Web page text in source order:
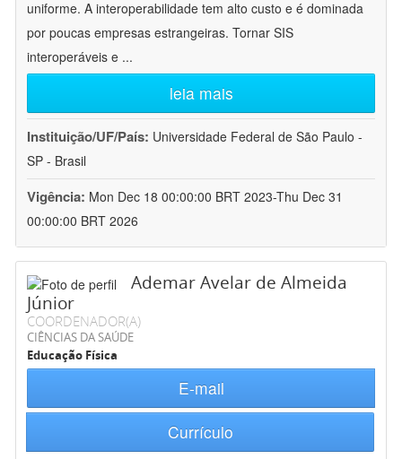
uniforme. A interoperabilidade tem alto custo e é dominada
por poucas empresas estrangeiras. Tornar SIS
interoperáveis e ...
leia mais
Instituição/UF/País: Universidade Federal de São Paulo -
SP - Brasil
Vigência: Mon Dec 18 00:00:00 BRT 2023-Thu Dec 31
00:00:00 BRT 2026
Ademar Avelar de Almeida
Júnior
COORDENADOR(A)
CIÊNCIAS DA SAÚDE
Educação Física
E-mail
Currículo